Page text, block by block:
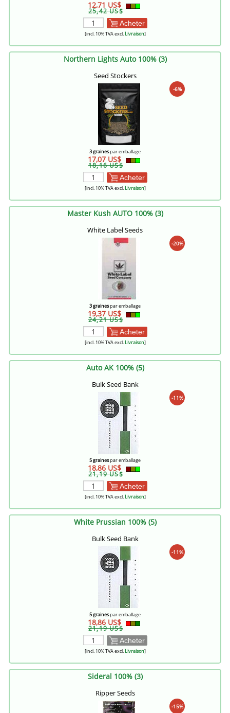
12,71 US$
25,42 US$
Acheter
[incl. 10% TVA excl.Livraison]
Northern Lights Auto 100% (3)
Seed Stockers
-6%
3 grainespar emballage
17,07 US$
18,16 US$
Acheter
[incl. 10% TVA excl.Livraison]
Master Kush AUTO 100% (3)
White Label Seeds
-20%
3 grainespar emballage
19,37 US$
24,21 US$
Acheter
[incl. 10% TVA excl.Livraison]
Auto AK 100% (5)
Bulk Seed Bank
-11%
5 grainespar emballage
18,86 US$
21,19 US$
Acheter
[incl. 10% TVA excl.Livraison]
White Prussian 100% (5)
Bulk Seed Bank
-11%
5 grainespar emballage
18,86 US$
21,19 US$
Acheter
[incl. 10% TVA excl.Livraison]
Sideral 100% (3)
Ripper Seeds
-15%